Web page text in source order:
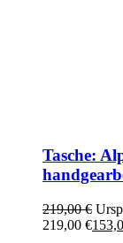
Tasche:
219,00€
219,00 €